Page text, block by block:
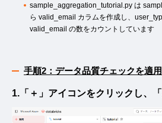
sample_aggregation_tutorial.py は
ら valid_email カラムを作成し、
valid_email の数をカウントしています
手順2：データ品質チェックを適
1.「＋」アイコンをクリックし、